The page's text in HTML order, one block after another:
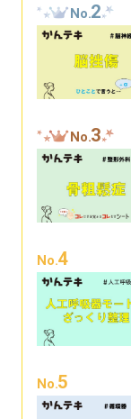
No.2
No.3
No.4
No.5